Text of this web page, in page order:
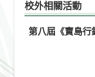
校外相關活動
第八屆《寶島